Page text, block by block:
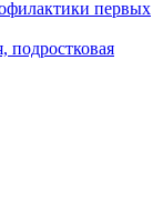
первых